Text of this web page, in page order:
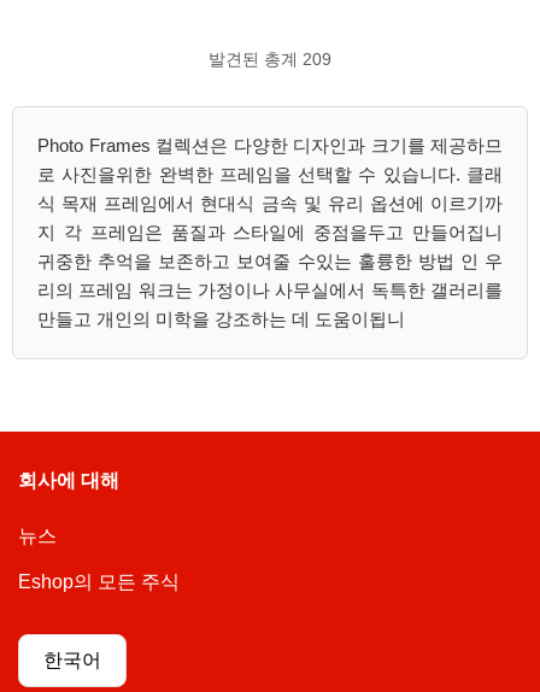
발견된 총계 209
Photo Frames 컬렉션은 다양한 디자인과 크기를 제공하므
로 사진을위한 완벽한 프레임을 선택할 수 있습니다. 클래
식 목재 프레임에서 현대식 금속 및 유리 옵션에 이르기까
지 각 프레임은 품질과 스타일에 중점을두고 만들어집니
귀중한 추억을 보존하고 보여줄 수있는 훌륭한 방법 인 우
리의 프레임 워크는 가정이나 사무실에서 독특한 갤러리를
만들고 개인의 미학을 강조하는 데 도움이됩니
회사에 대해
뉴스
Eshop의 모든 주식
한국어